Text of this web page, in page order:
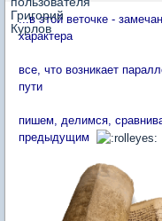
...в этой веточке -
характера
все, что возникает
пути
пишем, делимся,
предыдущим